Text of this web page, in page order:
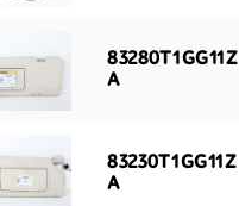
83280T1GG11Z
A
83230T1GG11Z
A